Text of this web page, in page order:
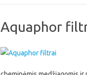
Aquaphor